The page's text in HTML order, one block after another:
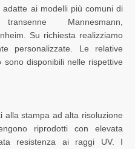
ai modelli più comuni di
Mannesmann,
Su richiesta realizziamo
personalizzate. Le relative
disponibili nelle rispettive
alla stampa ad alta risoluzione
riprodotti con elevata
resistenza ai raggi UV. I